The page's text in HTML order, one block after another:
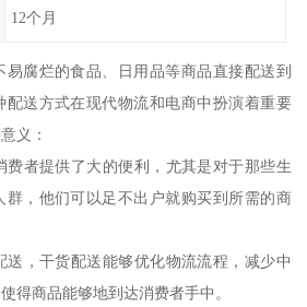
12个月
腐烂的食品、日用品等商品直接配送到
配送方式在现代物流和电商中扮演着重要
义：
费者提供了大的便利，尤其是对于那些生
群，他们可以足不出户就购买到所需的商
送，干货配送能够优化物流流程，减少中
得商品能够地到达消费者手中。